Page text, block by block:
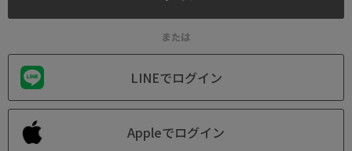
または
LINEでログイン
Appleでログイン